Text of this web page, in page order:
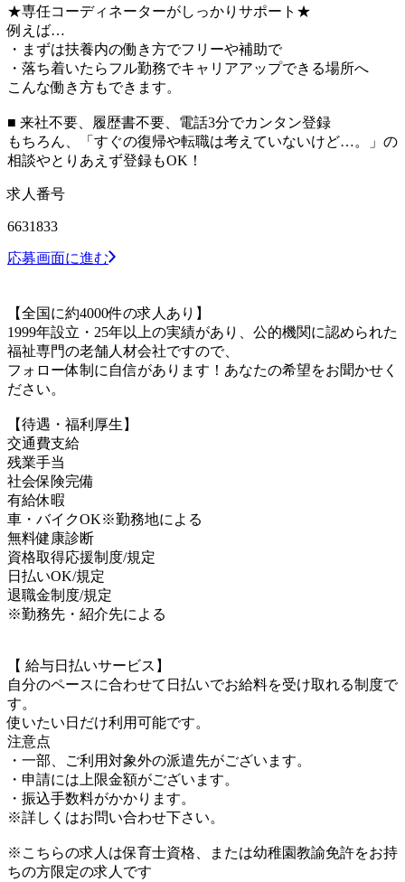
★専任コーディネーターがしっかりサポート★
例えば…
・まずは扶養内の働き方でフリーや補助で
・落ち着いたらフル勤務でキャリアアップできる場所へ
こんな働き方もできます。
■ 来社不要、履歴書不要、電話3分でカンタン登録
もちろん、「すぐの復帰や転職は考えていないけど…。」の
相談やとりあえず登録もOK！
求人番号
6631833
応募画面に進む
【全国に約4000件の求人あり】
1999年設立・25年以上の実績があり、公的機関に認められた
福祉専門の老舗人材会社ですので、
フォロー体制に自信があります！あなたの希望をお聞かせく
ださい。
【待遇・福利厚生】
交通費支給
残業手当
社会保険完備
有給休暇
車・バイクOK※勤務地による
無料健康診断
資格取得応援制度/規定
日払いOK/規定
退職金制度/規定
※勤務先・紹介先による
【 給与日払いサービス】
自分のペースに合わせて日払いでお給料を受け取れる制度で
す。
使いたい日だけ利用可能です。
注意点
・一部、ご利用対象外の派遣先がございます。
・申請には上限金額がございます。
・振込手数料がかかります。
※詳しくはお問い合わせ下さい。
※こちらの求人は保育士資格、または幼稚園教諭免許をお持
ちの方限定の求人です